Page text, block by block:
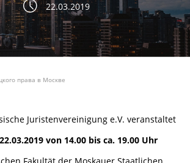
22.03.2019
права в Москве
Juristenvereinigung e.V. veranstaltet
von 14.00 bis ca. 19.00 Uhr